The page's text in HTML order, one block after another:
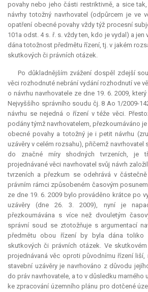
povahy nebo jeho části restriktivně, a sice
návrhy totožný navrhovatel (odpůrcem je ve
opatření obecné povahy vždy týž procesní
101a odst. 4 s. ř. s. vždy ten, kdo je vydal) a jen
dána totožnost předmětu řízení, tj. v jakém
skutkových či právních otázek.
Po důkladnějším zvážení dospěl zdejší
věci rozhodnuté nebrání vydání rozhodnutí ve
o návrhu navrhovatele ze dne 19. 6. 2009,
Nejvyššího správního soudu čj. 8 Ao 1/2009-
návrhu se nejedná o řízení v téže věci.
podány týmž navrhovatelem, přezkoumáváno
obecné povahy a totožný je ipetit návrhu
uzávěry v celém rozsahu), přičemž navrhovatel
do značné míry shodných tvrzeních, je
projednávané věci navrhovatel svůj návrh
tvrzeních a přezkum se odehrává v
právním rámci způsobeném časovým
ze dne 19. 6. 2009 bylo prováděno krátce po
uzávěry (dne 26. 3. 2009), nyní je
přezkoumávána s více než dvouletým
správní soud se ztotožňuje s argumentací
předmětu obou řízení by byla dána toliko
skutkových či právních otázek. Ve
projednávaná věc oproti původnímu řízení
stavební uzávěry je navrhováno z důvodu
do práv navrhovatele, a to v důsledku marného
ke zpracování územního plánu pro dotčené